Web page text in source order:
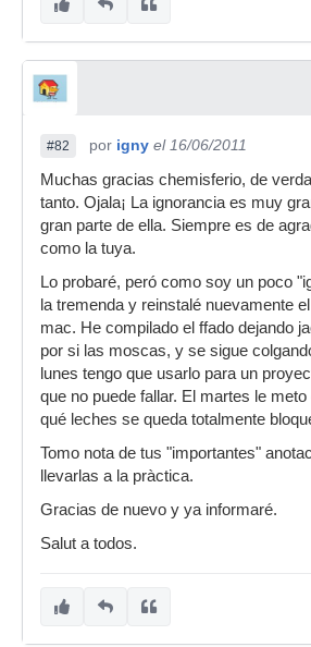
#82 por igny el 16/06/2011
Muchas gracias chemisferio, de
tanto. Ojala¡ La ignorancia es muy
gran parte de ella. Siempre es de
como la tuya.
Lo probaré, peró como soy un poco
la tremenda y reinstalé nuevamente
mac. He compilado el ffado dejando
por si las moscas, y se sigue
lunes tengo que usarlo para un
que no puede fallar. El martes le
qué leches se queda totalmente
Tomo nota de tus "importantes"
llevarlas a la pràctica.
Gracias de nuevo y ya informaré.
Salut a todos.